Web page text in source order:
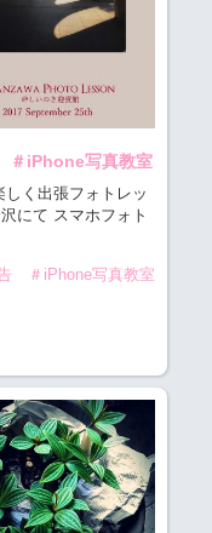
iPhone写真教室
く出張フォトレッ
にて スマホフォト
＃iPhone写真教室